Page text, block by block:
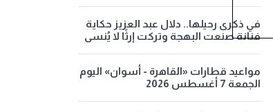
في ذكرى رحيلها.. دلال عبد العزيز حكاية
فنانة صنعت البهجة وتركت إرثًا لا يُنسى
مواعيد قطارات «القاهرة - أسوان» اليوم
الجمعة 7 أغسطس 2026